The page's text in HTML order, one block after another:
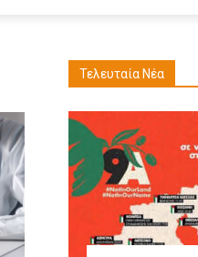
Τελευταία Νέα